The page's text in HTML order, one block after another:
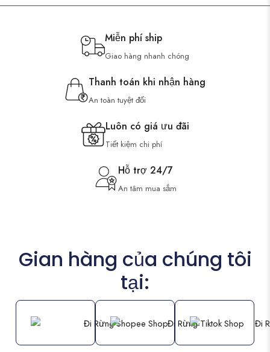
Miễn phí ship
Giao hàng nhanh chóng
Thanh toán khi nhận hàng
An toàn tuyệt đối
Luôn có giá ưu đãi
Tiết kiệm chi phí
Hỗ trợ 24/7
An tâm mua sắm
Gian hàng của chúng tôi
tại: